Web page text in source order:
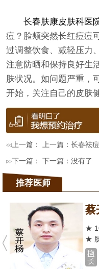
长春肤康皮肤科医
痘？脸颊突然长红痘痘
过调整饮食、减轻压力
注意防晒和保持良好生
肤状况。如问题严重，
开始，关注自己的皮肤
上一篇： 上一篇：长春祛
下一篇： 下一篇：没有了
推荐医师
蔡
★
★